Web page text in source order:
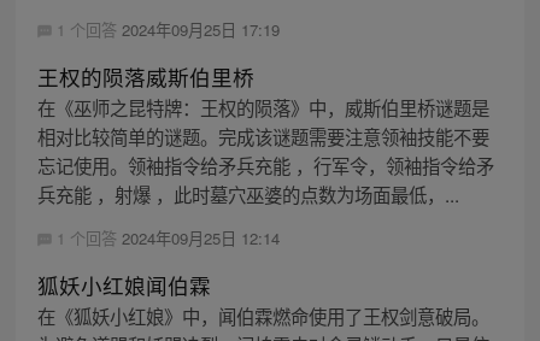
1 个回答 2024年09月25日 17:19
王权的陨落威斯伯里桥
在《巫师之昆特牌：王权的陨落》中，威斯伯里桥谜题是
相对比较简单的谜题。完成该谜题需要注意领袖技能不要
忘记使用。领袖指令给矛兵充能 ，行军令，领袖指令给矛
兵充能 ，射爆 ，此时墓穴巫婆的点数为场面最低，...
1 个回答 2024年09月25日 12:14
狐妖小红娘闻伯霖
在《狐妖小红娘》中，闻伯霖燃命使用了王权剑意破局。